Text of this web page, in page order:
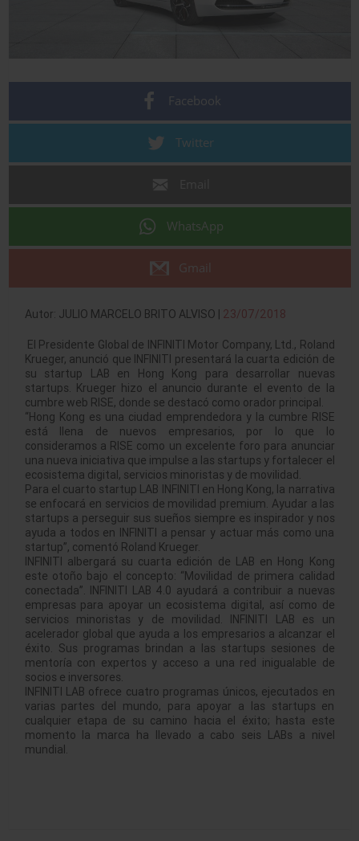
Facebook
Twitter
WhatsApp
Gmail
Autor: JULIO MARCELO BRITO ALVISO | 23/07/2018
El Presidente Global de INFINITI Motor Company, Ltd., Roland
Krueger, anunció que INFINITI presentará la cuarta edición de
su startup LAB en Hong Kong para desarrollar nuevas
startups. Krueger hizo el anuncio durante el evento de la
cumbre web RISE, donde se destacó como orador principal.
“Hong Kong es una ciudad emprendedora y la cumbre RISE
está llena de nuevos empresarios, por lo que lo
consideramos a RISE como un excelente foro para anunciar
una nueva iniciativa que impulse a las startups y fortalecer el
ecosistema digital, servicios minoristas y de movilidad.
Para el cuarto startup LAB INFINITI en Hong Kong, la narrativa
se enfocará en servicios de movilidad premium. Ayudar a las
startups a perseguir sus sueños siempre es inspirador y nos
ayuda a todos en INFINITI a pensar y actuar más como una
startup”, comentó Roland Krueger.
INFINITI albergará su cuarta edición de LAB en Hong Kong
este otoño bajo el concepto: “Movilidad de primera calidad
conectada”. INFINITI LAB 4.0 ayudará a contribuir a nuevas
empresas para apoyar un ecosistema digital, así como de
servicios minoristas y de movilidad. INFINITI LAB es un
acelerador global que ayuda a los empresarios a alcanzar el
éxito. Sus programas brindan a las startups sesiones de
mentoría con expertos y acceso a una red inigualable de
socios e inversores.
INFINITI LAB ofrece cuatro programas únicos, ejecutados en
varias partes del mundo, para apoyar a las startups en
cualquier etapa de su camino hacia el éxito; hasta este
momento la marca ha llevado a cabo seis LABs a nivel
mundial.